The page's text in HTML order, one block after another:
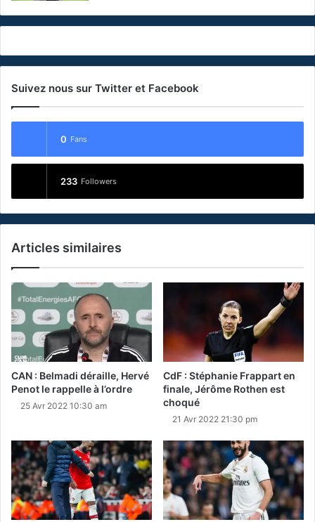
Suivez nous sur Twitter et Facebook
0 Fans
233 Followers
Articles similaires
CAN : Belmadi déraille, Hervé
Penot le rappelle à l’ordre
25 Avr 2022 10:30 am
CdF : Stéphanie Frappart en
finale, Jérôme Rothen est
choqué
21 Avr 2022 21:30 pm